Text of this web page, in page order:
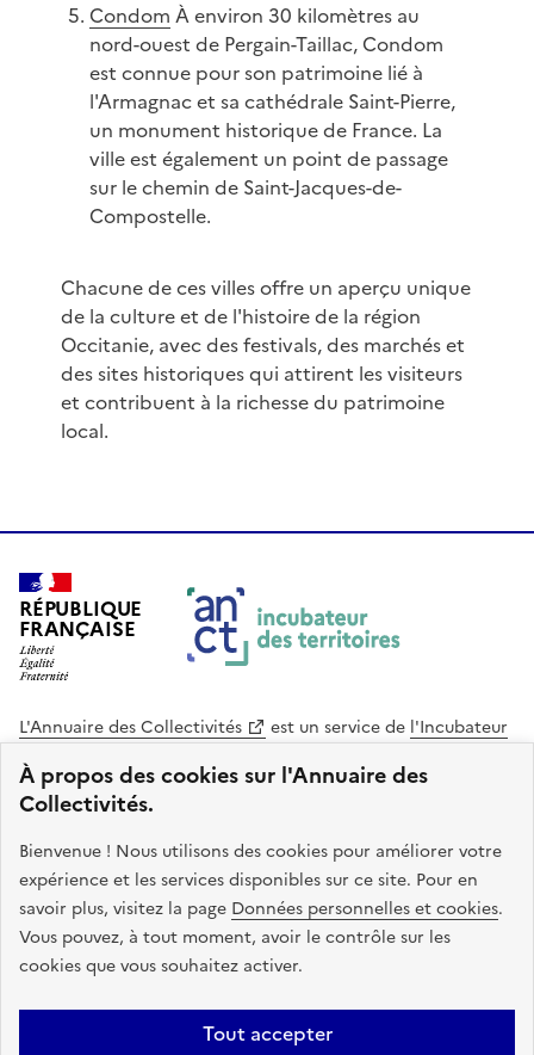
À propos des cookies sur l'Annuaire des
Collectivités.
Bienvenue ! Nous utilisons des cookies pour améliorer votre
expérience et les services disponibles sur ce site. Pour en
savoir plus, visitez la page Données personnelles et cookies.
Vous pouvez, à tout moment, avoir le contrôle sur les
cookies que vous souhaitez activer.
Tout accepter
Condom À environ 30 kilomètres au
nord-ouest de Pergain-Taillac, Condom
est connue pour son patrimoine lié à
l'Armagnac et sa cathédrale Saint-Pierre,
un monument historique de France. La
ville est également un point de passage
sur le chemin de Saint-Jacques-de-
Compostelle.
Chacune de ces villes offre un aperçu unique
de la culture et de l'histoire de la région
Occitanie, avec des festivals, des marchés et
des sites historiques qui attirent les visiteurs
et contribuent à la richesse du patrimoine
local.
RÉPUBLIQUE
FRANÇAISE
L'Annuaire des Collectivités est un service de l'Incubateur
des Territoires
Cohésion des Territoires
. Le code source de ce site web
est disponible en licence libre. Le design de ce site est conçu
avec le système de design de l’État.
legifrance.gouv.fr
info.gouv.fr
service-public.gouv.fr
data.gouv.fr
Plan du site Accessibilite : non conforme
Mentions légales